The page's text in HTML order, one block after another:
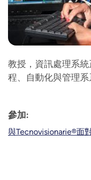
教授，資訊處理系
程、自動化與管理
參加:
與Tecnovisionarie®面